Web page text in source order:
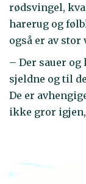
rødsvingel,
harerug og
også er av
– Der sauer
sjeldne og til
De er
ikke gror